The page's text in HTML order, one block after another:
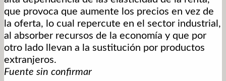
que provoca que aumente los precios en vez de
la oferta, lo cual repercute en el sector industrial,
al absorber recursos de la economía y que por
otro lado llevan a la sustitución por productos
extranjeros.
Fuente sin confirmar